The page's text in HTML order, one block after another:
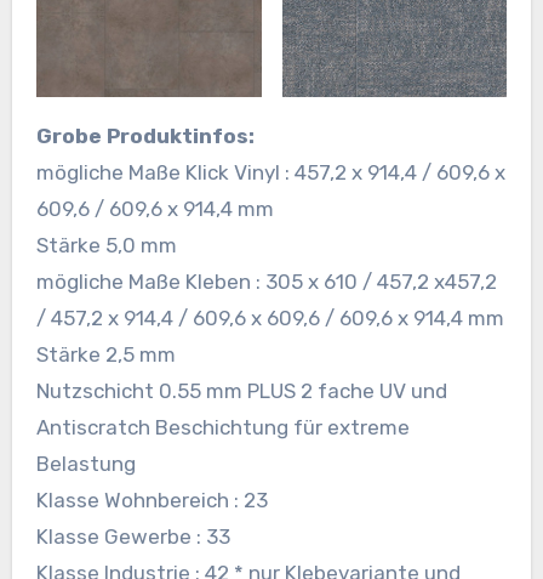
Grobe Produktinfos:
mögliche Maße Klick Vinyl : 457,2 x 914,4 / 609,6 x
609,6 / 609,6 x 914,4 mm
Stärke 5,0 mm
mögliche Maße Kleben : 305 x 610 / 457,2 x457,2
/ 457,2 x 914,4 / 609,6 x 609,6 / 609,6 x 914,4 mm
Stärke 2,5 mm
Nutzschicht 0.55 mm PLUS 2 fache UV und
Antiscratch Beschichtung für extreme
Belastung
Klasse Wohnbereich : 23
Klasse Gewerbe : 33
Klasse Industrie : 42 * nur Klebevariante und